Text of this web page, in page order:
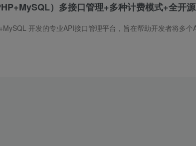
）多接口管理+多种计费模式+全开源